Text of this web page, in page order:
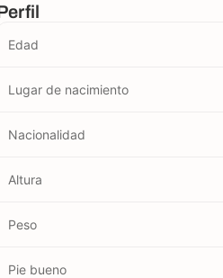
Edad
Lugar de nacimiento
Nacionalidad
Altura
Peso
Pie bueno